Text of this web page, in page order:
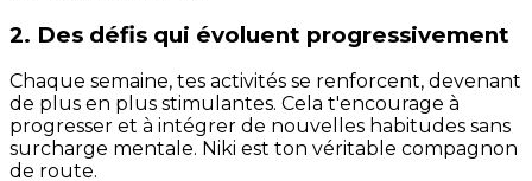
2. Des défis qui évoluent progressivement
Chaque semaine, tes activités se renforcent, devenant
de plus en plus stimulantes. Cela t'encourage à
progresser et à intégrer de nouvelles habitudes sans
surcharge mentale. Niki est ton véritable compagnon
de route.